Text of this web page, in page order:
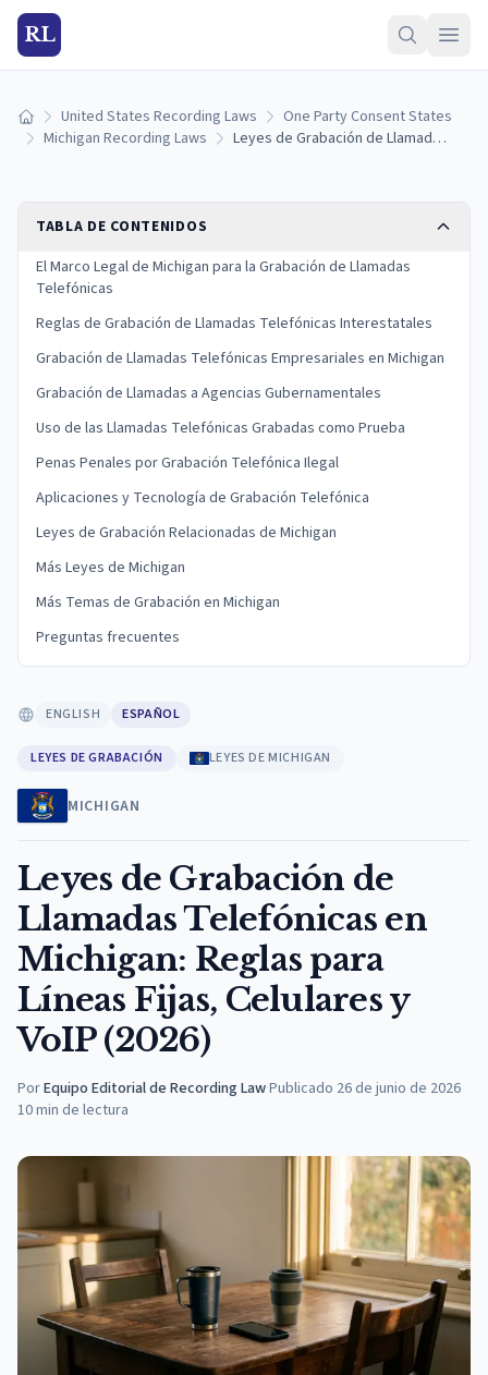
RL
Inicio United States Recording Laws
One Party Consent States
Michigan Recording Laws
Leyes de Grabación de Llamadas Telefónicas en Michigan: Reglas para Líneas Fijas, Celulares y VoIP (2026)
TABLA DE CONTENIDOS
El Marco Legal de Michigan para la Grabación de Llamadas
Telefónicas
Reglas de Grabación de Llamadas Telefónicas Interestatales
Grabación de Llamadas Telefónicas Empresariales en Michigan
Grabación de Llamadas a Agencias Gubernamentales
Uso de las Llamadas Telefónicas Grabadas como Prueba
Penas Penales por Grabación Telefónica Ilegal
Aplicaciones y Tecnología de Grabación Telefónica
Leyes de Grabación Relacionadas de Michigan
Más Leyes de Michigan
Más Temas de Grabación en Michigan
Preguntas frecuentes
ENGLISH ESPAÑOL
LEYES DE GRABACIÓN LEYES DE MICHIGAN
MICHIGAN
Leyes de Grabación de
Llamadas Telefónicas en
Michigan: Reglas para
Líneas Fijas, Celulares y
VoIP (2026)
PorEquipo Editorial de Recording Law·Publicado 26 de junio de 2026
10min de lectura